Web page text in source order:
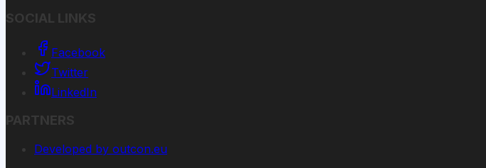
SOCIAL LINKS
Facebook
Twitter
LinkedIn
PARTNERS
Developed by outcon.eu